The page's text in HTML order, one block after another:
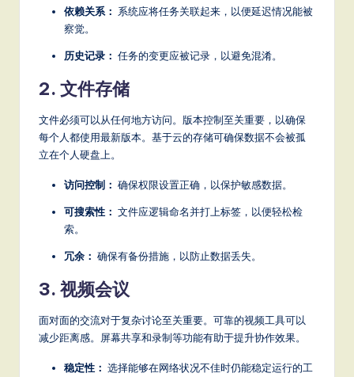
依赖关系： 系统应将任务关联起来，以便延迟情况能被
察觉。
历史记录： 任务的变更应被记录，以避免混淆。
2. 文件存储
文件必须可以从任何地方访问。版本控制至关重要，以确保
每个人都使用最新版本。基于云的存储可确保数据不会被孤
立在个人硬盘上。
访问控制： 确保权限设置正确，以保护敏感数据。
可搜索性： 文件应逻辑命名并打上标签，以便轻松检
索。
冗余： 确保有备份措施，以防止数据丢失。
3. 视频会议
面对面的交流对于复杂讨论至关重要。可靠的视频工具可以
减少距离感。屏幕共享和录制等功能有助于提升协作效果。
稳定性： 选择能够在网络状况不佳时仍能稳定运行的工